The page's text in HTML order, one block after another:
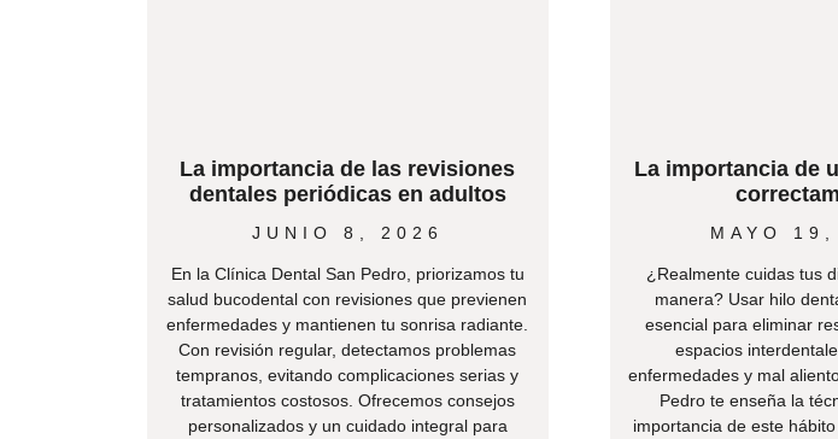
La importancia de las revisiones
dentales periódicas en adultos
JUNIO 8, 2026
En la Clínica Dental San Pedro, priorizamos tu
salud bucodental con revisiones que previenen
enfermedades y mantienen tu sonrisa radiante.
Con revisión regular, detectamos problemas
tempranos, evitando complicaciones serias y
tratamientos costosos. Ofrecemos consejos
personalizados y un cuidado integral para
La importancia de
MAYO
¿Realmente cuidas tus
manera? Usar hilo
esencial para eliminar
espacios
enfermedades y mal
Pedro te enseña la
importancia de este